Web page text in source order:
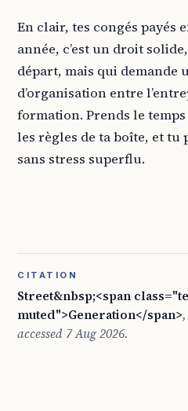
En clair, tes congés payés
année, c’est un droit
départ, mais qui demande
d’organisation entre
formation. Prends le
les règles de ta boîte, et
sans stress superflu.
CITATION
Street&nbsp;<span
muted">Generation</span>
accessed 7 Aug 2026.